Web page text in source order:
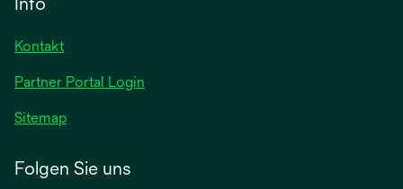
Kontakt
Partner Portal Login
Sitemap
Folgen Sie uns